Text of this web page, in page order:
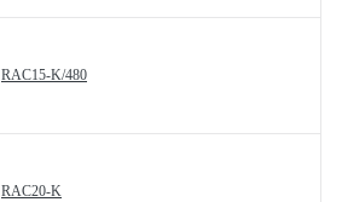
RAC15-K/480
RAC20-K